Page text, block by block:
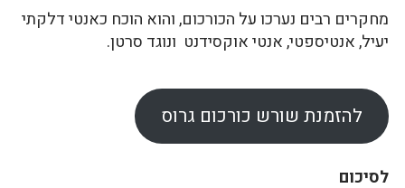
מחקרים רבים נערכו על הכורכום, והוא הוכח כאנטי דלקתי
יעיל, אנטיספטי, אנטי אוקסידנט ונוגד סרטן.
להזמנת שורש כורכום גרוס
לסיכום